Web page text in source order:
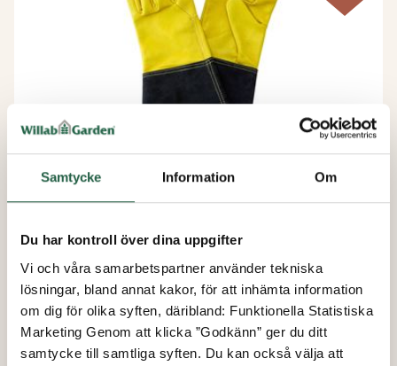
Samtycke Information Om
Du har kontroll över dina uppgifter
Vi och våra samarbetspartner använder tekniska
lösningar, bland annat kakor, för att inhämta information
om dig för olika syften, däribland: Funktionella Statistiska
Marketing Genom att klicka ”Godkänn” ger du ditt
samtycke till samtliga syften. Du kan också välja att
Trädgårdshandske Gauntlet i läder,
herr
från
280 kr